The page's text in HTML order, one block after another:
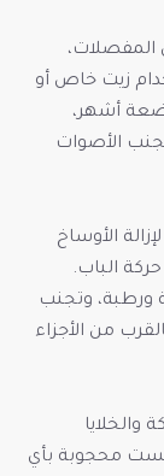
المفصلات،
زيت خاص أو
أشهر،
الأصوات
الأوساخ
حركة الباب.
وتجنب
من الأجزاء
محجوبة بأي